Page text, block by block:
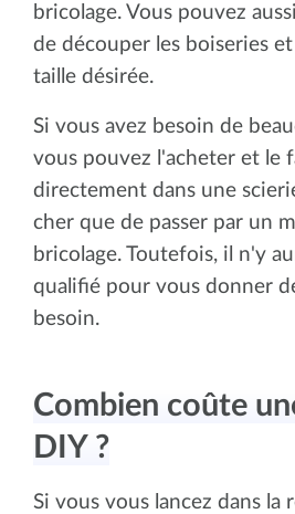
bricolage. Vous pouvez
de découper les boiseries et
taille désirée.
Si vous avez besoin de
vous pouvez l'acheter et le
directement dans une
cher que de passer par un
bricolage. Toutefois, il n'y
qualifié pour vous donner
besoin.
Combien coûte
DIY ?
Si vous vous lancez dans la